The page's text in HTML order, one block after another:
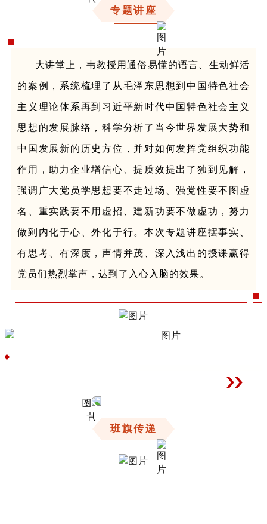
专题讲座
大讲堂上，韦教授用通俗易懂的语言、生动鲜活
的案例，系统梳理了从毛泽东思想到中国特色社会
主义理论体系再到习近平新时代中国特色社会主义
思想的发展脉络，科学分析了当今世界发展大势和
中国发展新的历史方位，并对如何发挥党组织功能
作用，助力企业增信心、提质效提出了独到见解，
强调广大党员学思想要不走过场、强党性要不图虚
名、重实践要不用虚招、建新功要不做虚功，努力
做到内化于心、外化于行。本次专题讲座摆事实、
有思考、有深度，声情并茂、深入浅出的授课赢得
党员们热烈掌声，达到了入心入脑的效果。
班旗传递